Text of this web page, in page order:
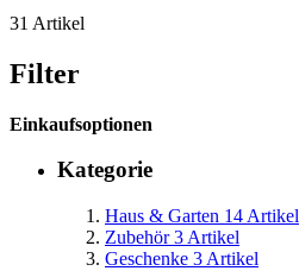
31 Artikel
Filter
Einkaufsoptionen
Kategorie
Haus & Garten 14 Artikel
Zubehör3 Artikel
Geschenke 3 Artikel